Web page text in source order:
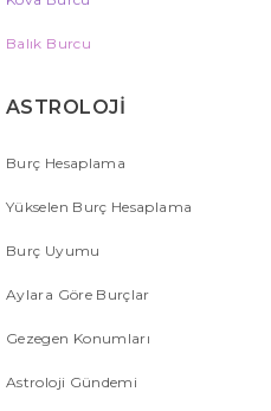
Balık Burcu
ASTROLOJİ
Burç Hesaplama
Yükselen Burç Hesaplama
Burç Uyumu
Aylara Göre Burçlar
Gezegen Konumları
Astroloji Gündemi